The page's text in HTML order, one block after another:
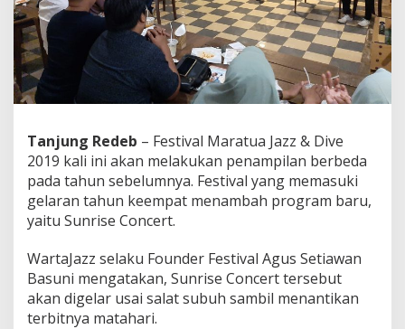
Tanjung Redeb – Festival Maratua Jazz & Dive
2019 kali ini akan melakukan penampilan berbeda
pada tahun sebelumnya. Festival yang memasuki
gelaran tahun keempat menambah program baru,
yaitu Sunrise Concert.
WartaJazz selaku Founder Festival Agus Setiawan
Basuni mengatakan, Sunrise Concert tersebut
akan digelar usai salat subuh sambil menantikan
terbitnya matahari.